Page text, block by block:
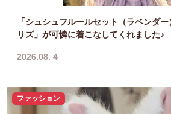
「シュシュフルールセット（ラベンダ
リズ」が可憐に着こなしてくれました♪
2026.08. 4
ファッション